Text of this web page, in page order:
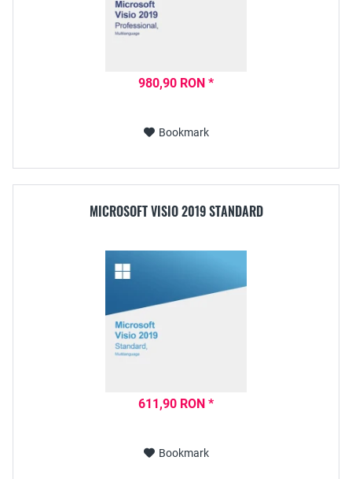
980,90 RON *
Bookmark
MICROSOFT VISIO 2019 STANDARD
611,90 RON *
Bookmark